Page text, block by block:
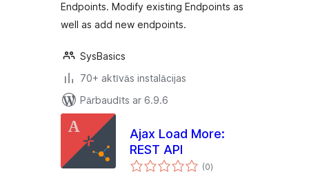
Endpoints. Modify existing Endpoints as
well as add new endpoints.
SysBasics
70+ aktīvās instalācijas
Pārbaudīts ar 6.9.6
Ajax Load More:
REST API
(0vērtējumu
kopsumma
)